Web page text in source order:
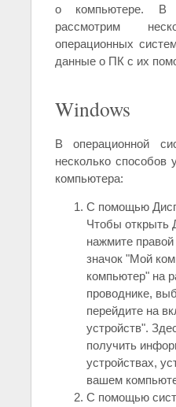
о компьютере.
рассмотрим
операционных
данные о ПК с их
Windows
В операционной
несколько способов
компьютера:
С помощью
Чтобы открыть
нажмите
значок "Мой
компьютер" на
проводнике,
перейдите на
устройств".
получить
устройствах,
вашем
С помощью